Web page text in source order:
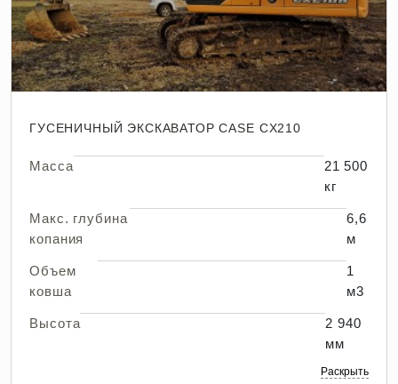
ГУСЕНИЧНЫЙ ЭКСКАВАТОР CASE CX210
Масса
21 500
кг
Макс. глубина
копания
6,6
м
Объем
ковша
1
м3
Высота
2 940
мм
Раскрыть